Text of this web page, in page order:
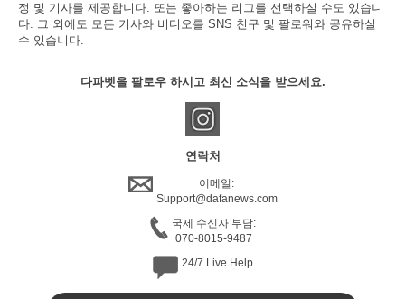
정 및 기사를 제공합니다. 또는 좋아하는 리그를 선택하실 수도 있습니
다. 그 외에도 모든 기사와 비디오를 SNS 친구 및 팔로워와 공유하실
수 있습니다.
다파벳을 팔로우 하시고 최신 소식을 받으세요.
연락처
이메일:
Support@dafanews.com
국제 수신자 부담:
070-8015-9487
24/7 Live Help